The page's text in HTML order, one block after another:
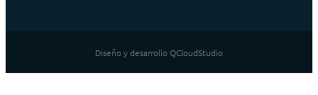
Diseño y desarrollo QCloudStudio